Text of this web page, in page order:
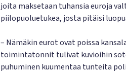
joita maksetaan tuhansia euroja
piilopuoluetukea, josta pitäisi
– Nämäkin eurot ovat poissa
toimintatonnit tulivat kuvioihin
puhuminen kuumentaa tunteita